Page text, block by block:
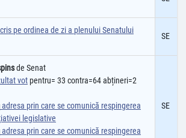
pe ordinea de zi a plenului Senatului
SE
de Senat
vot pentru= 33 contra=64 abțineri=2
adresa prin care se comunică respingerea
legislative
adresa prin care se comunică respingerea
SE